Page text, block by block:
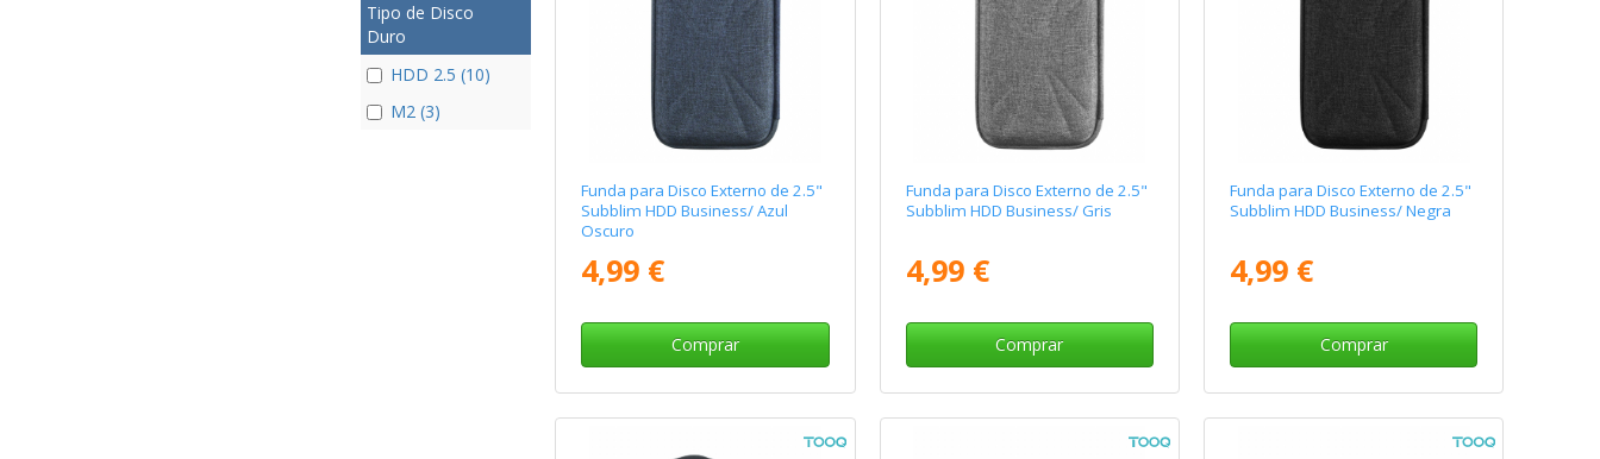
Tipo de Disco
Duro
HDD 2.5 (10)
M2 (3)
Funda para Disco Externo de 2.5"
Subblim HDD Business/ Azul
Oscuro
4,99 €
Comprar
Funda para Disco Externo de 2.5"
Subblim HDD Business/ Gris
4,99 €
Comprar
Funda para Disco Externo de 2.5"
Subblim HDD Business/ Negra
4,99 €
Comprar